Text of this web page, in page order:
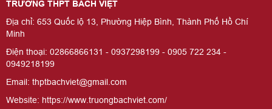
TRƯỜNG THPT BÁCH VIỆT
Địa chỉ: 653 Quốc lộ 13, Phường Hiệp Bình, Thành Phố Hồ Chí
Minh
Điện thoại: 02866866131 - 0937298199 - 0905 722 234 -
0949218199
Email: thptbachviet@gmail.com
Website: https://www.truongbachviet.com/